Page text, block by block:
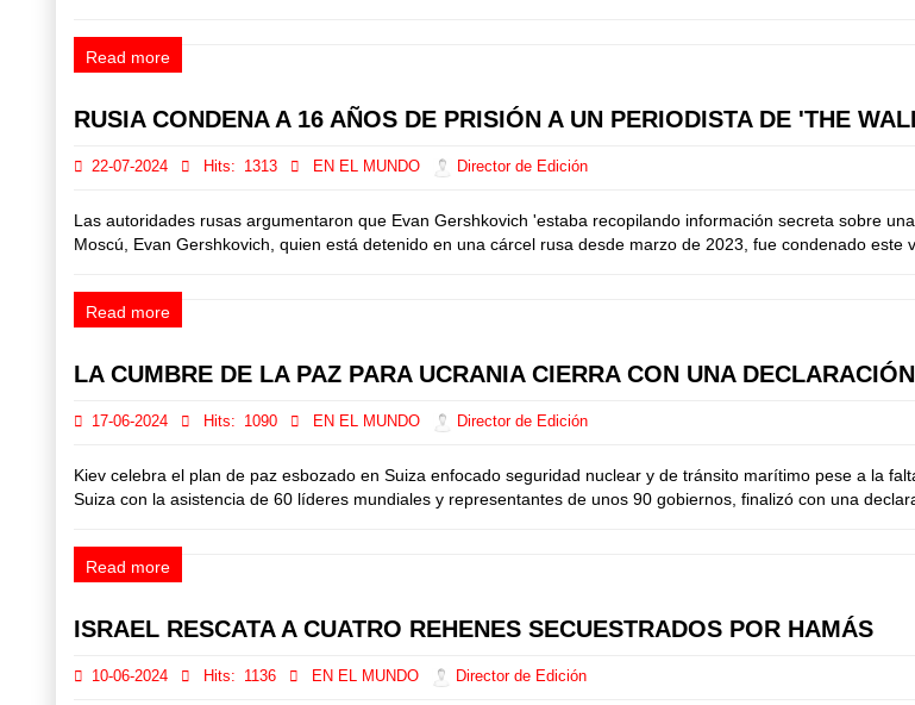
Read more
RUSIA CONDENA A 16 AÑOS DE PRISIÓN A UN PERIODISTA DE 'THE
22-07-2024 Hits: 1313 EN EL MUNDO Director de Edición
Las autoridades rusas argumentaron que Evan Gershkovich 'estaba recopilando información secreta sobre
Moscú, Evan Gershkovich, quien está detenido en una cárcel rusa desde marzo de 2023, fue condenado este
Read more
LA CUMBRE DE LA PAZ PARA UCRANIA CIERRA CON UNA
17-06-2024 Hits: 1090 EN EL MUNDO Director de Edición
Kiev celebra el plan de paz esbozado en Suiza enfocado seguridad nuclear y de tránsito marítimo pese a la
Suiza con la asistencia de 60 líderes mundiales y representantes de unos 90 gobiernos, finalizó con una
Read more
ISRAEL RESCATA A CUATRO REHENES SECUESTRADOS POR HAMÁS
10-06-2024 Hits: 1136 EN EL MUNDO Director de Edición